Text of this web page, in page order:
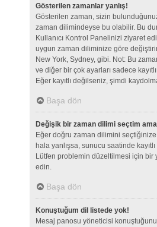
Gösterilen zamanlar yanlış!
Gösterilen zaman, sizin
zaman dilimindeyse bu olabilir. Bu
Kullanıcı Kontrol Panelinizi ziyaret
uygun zaman diliminize göre
New York, Sydney, gibi. Not: Bu
ve diğer bir çok ayarları sadece
Eğer kayıtlı değilseniz, şimdi
Başa dön
Değişik bir zaman dilimi seçtim
Eğer doğru zaman dilimini
hala yanlışsa, sunucu saatinde
Lütfen problemin düzeltilmesi için bir
edin.
Başa dön
Konuştuğum dil listede yok!
Mesaj panosu yöneticisi